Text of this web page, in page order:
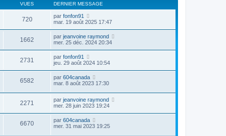
VUES DERNIER MESSAGE
720 par fonfon91
mar. 19 août 2025 17:47
1662 par jeanvoine raymond
mer. 25 déc. 2024 20:34
2731 par fonfon91
jeu. 29 août 2024 10:54
6582 par 604canada
mar. 8 août 2023 17:30
2271 par jeanvoine raymond
mer. 28 juin 2023 19:24
6670 par 604canada
mer. 31 mai 2023 19:25